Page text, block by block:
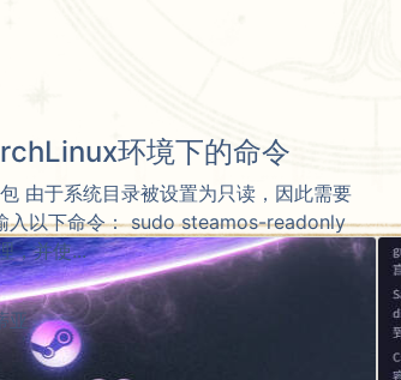
环境下的命令
由于系统目录被设置为只读，因此需要
入以下命令： sudo steamos-readonly
，并使...
亚